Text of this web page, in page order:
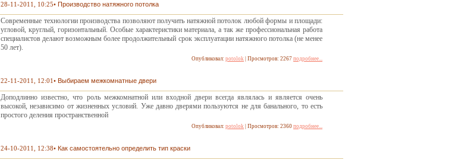
28-11-2011, 10:25• Производство натяжного потолка
Современные технологии производства позволяют получить натяжной потолок любой формы и площади:
угловой, круглый, горизонтальный. Особые характеристики материала, а так же профессиональная работа
специалистов делают возможным более продолжительный срок эксплуатации натяжного потолка (не менее
50 лет).
Опубликовал: potolok | Просмотров: 2267 подробнее...
22-11-2011, 12:01• Выбираем межкомнатные двери
Доподлинно известно, что роль межкомнатной или входной двери всегда являлась и является очень
высокой, независимо от жизненных условий. Уже давно дверями пользуются не для банального, то есть
простого деления пространственной
Опубликовал: potolok | Просмотров: 2360 подробнее...
24-10-2011, 12:38• Как самостоятельно определить тип краски